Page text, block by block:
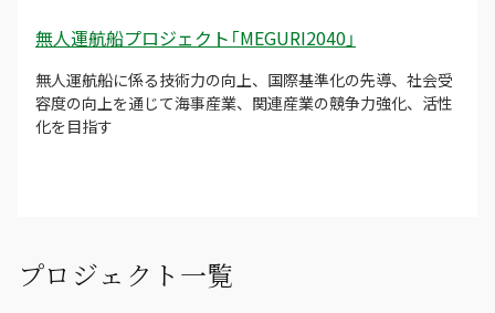
無人運航船プロジェクト「MEGURI2040」
無人運航船に係る技術力の向上、国際基準化の先導、社会受
容度の向上を通じて海事産業、関連産業の競争力強化、活性
化を目指す
プロジェクト一覧